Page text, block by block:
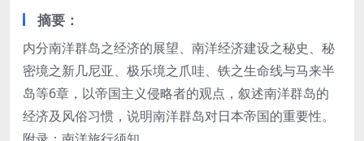
摘要：
内分南洋群岛之经济的展望、南洋经济建设之秘史、秘
密境之新几尼亚、极乐境之爪哇、铁之生命线与马来半
岛等6章，以帝国主义侵略者的观点，叙述南洋群岛的
经济及风俗习惯，说明南洋群岛对日本帝国的重要性。